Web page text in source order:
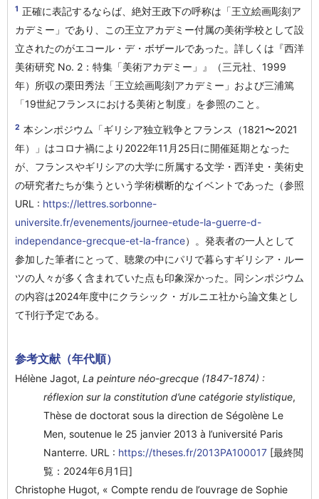
1 正確に表記するならば、絶対王政下の呼称は「王立絵画彫刻ア
カデミー」であり、この王立アカデミー付属の美術学校として設
立されたのがエコール・デ・ボザールであった。詳しくは『西洋
美術研究 No. 2：特集「美術アカデミー」』（三元社、1999
年）所収の栗田秀法「王立絵画彫刻アカデミー」および三浦篤
「19世紀フランスにおける美術と制度」を参照のこと。
2 本シンポジウム「ギリシア独立戦争とフランス（1821〜2021
年）」はコロナ禍により2022年11月25日に開催延期となった
が、フランスやギリシアの大学に所属する文学・西洋史・美術史
の研究者たちが集うという学術横断的なイベントであった（参照
URL : https://lettres.sorbonne-
universite.fr/evenements/journee-etude-la-guerre-d-
independance-grecque-et-la-france）。発表者の一人として
参加した筆者にとって、聴衆の中にパリで暮らすギリシア・ルー
ツの人々が多く含まれていた点も印象深かった。同シンポジウム
の内容は2024年度中にクラシック・ガルニエ社から論文集とし
て刊行予定である。
参考文献（年代順）
Hélène Jagot, La peinture néo-grecque (1847-1874) :
réflexion sur la constitution d’une catégorie stylistique,
Thèse de doctorat sous la direction de Ségolène Le
Men, soutenue le 25 janvier 2013 à l’université Paris
Nanterre. URL : https://theses.fr/2013PA100017 [最終閲
覧：2024年6月1日]
Christophe Hugot, « Compte rendu de l’ouvrage de Sophie